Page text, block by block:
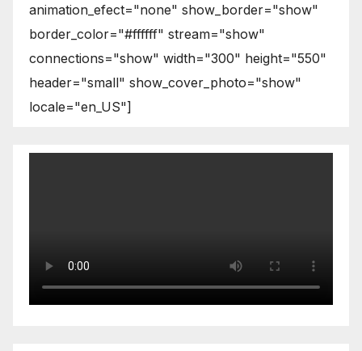
animation_efect="none" show_border="show"
border_color="#ffffff" stream="show"
connections="show" width="300" height="550"
header="small" show_cover_photo="show"
locale="en_US"]